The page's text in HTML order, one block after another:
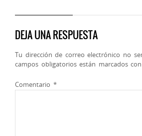
DEJA UNA RESPUESTA
Tu dirección de correo electrónico no
campos obligatorios están marcados con
Comentario *